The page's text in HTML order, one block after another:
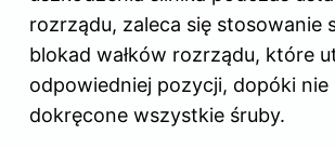
rozrządu, zaleca się stosowanie
blokad wałków rozrządu, które
odpowiedniej pozycji, dopóki nie
dokręcone wszystkie śruby.